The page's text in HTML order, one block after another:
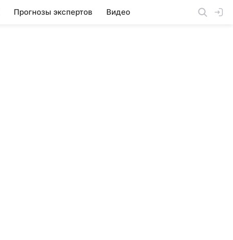
Прогнозы экспертов Видео